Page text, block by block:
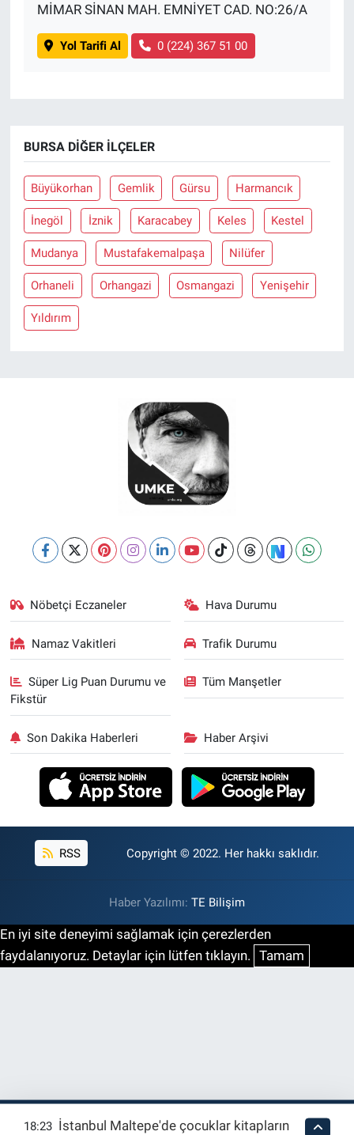
MİMAR SİNAN MAH. EMNİYET CAD. NO:26/A
Yol Tarifi Al 0 (224) 367 51 00
BURSA DIĞER İLÇELER
Büyükorhan Gemlik Gürsu Harmancık
İnegöl İznik Karacabey Keles Kestel
Mudanya Mustafakemalpaşa Nilüfer
Orhaneli Orhangazi Osmangazi Yenişehir
Yıldırım
Nöbetçi Eczaneler Hava Durumu
Namaz Vakitleri Trafik Durumu
Süper Lig Puan Durumu ve
Fikstür
Tüm Manşetler
Son Dakika Haberleri Haber Arşivi
RSS Copyright © 2022. Her hakkı saklıdır.
Haber Yazılımı: TE Bilişim
En iyi site deneyimi sağlamak için çerezlerden
faydalanıyoruz. Detaylar için lütfen tıklayın. Tamam
18:23 İstanbul Maltepe'de çocuklar kitapların